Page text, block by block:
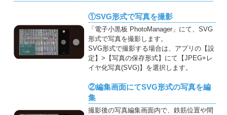
①SVG形式で写真を撮影
「電子小黒板 PhotoManager」にて、SVG
形式で写真を撮影します。
SVG形式で撮影する場合は、アプリの【設
定】>【写真の保存形式】にて【JPEG+レ
イヤ化写真(SVG)】を選択します。
②編集画面にてSVG形式の写真を編
集
撮影後の写真編集画面内で、鉄筋位置や間